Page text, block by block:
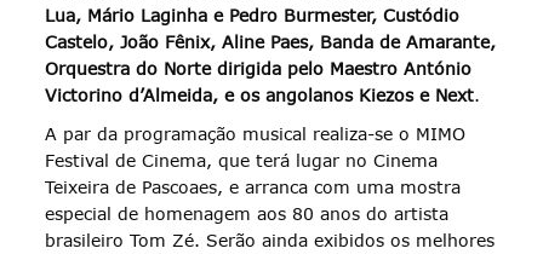
Lua, Mário Laginha e Pedro Burmester, Custódio
Castelo, João Fênix, Aline Paes, Banda de Amarante,
Orquestra do Norte dirigida pelo Maestro António
Victorino d’Almeida, e os angolanos Kiezos e Next.
A par da programação musical realiza-se o MIMO
Festival de Cinema, que terá lugar no Cinema
Teixeira de Pascoaes, e arranca com uma mostra
especial de homenagem aos 80 anos do artista
brasileiro Tom Zé. Serão ainda exibidos os melhores